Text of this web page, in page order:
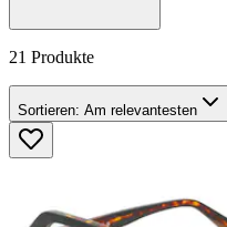
21 Produkte
Sortieren: Am relevantesten